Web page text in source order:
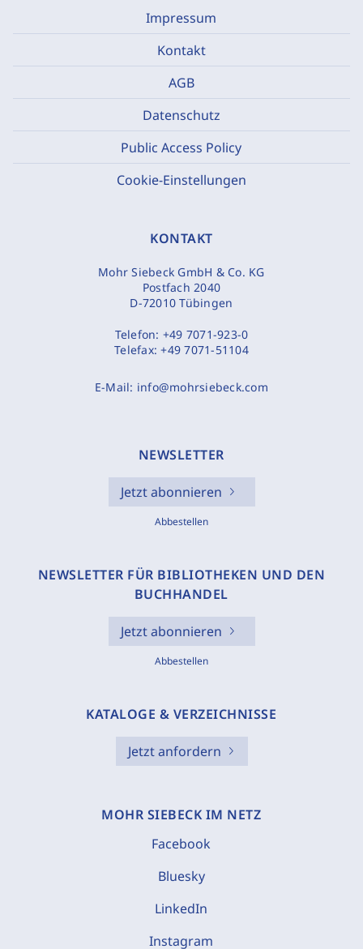
Impressum
Kontakt
AGB
Datenschutz
Public Access Policy
Cookie-Einstellungen
KONTAKT
Mohr Siebeck GmbH & Co. KG
Postfach 2040
D-72010 Tübingen
Telefon: +49 7071-923-0
Telefax:+49 7071-51104
E-Mail: info@mohrsiebeck.com
NEWSLETTER
Jetzt abonnieren
Abbestellen
NEWSLETTER FÜR BIBLIOTHEKEN UND DEN
BUCHHANDEL
Jetzt abonnieren
Abbestellen
KATALOGE & VERZEICHNISSE
Jetzt anfordern
MOHR SIEBECK IM NETZ
Facebook
Bluesky
LinkedIn
Instagram